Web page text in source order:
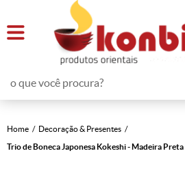
Home
Decoração & Presentes
Trio de Boneca Japonesa Kokeshi - Madeira Preta